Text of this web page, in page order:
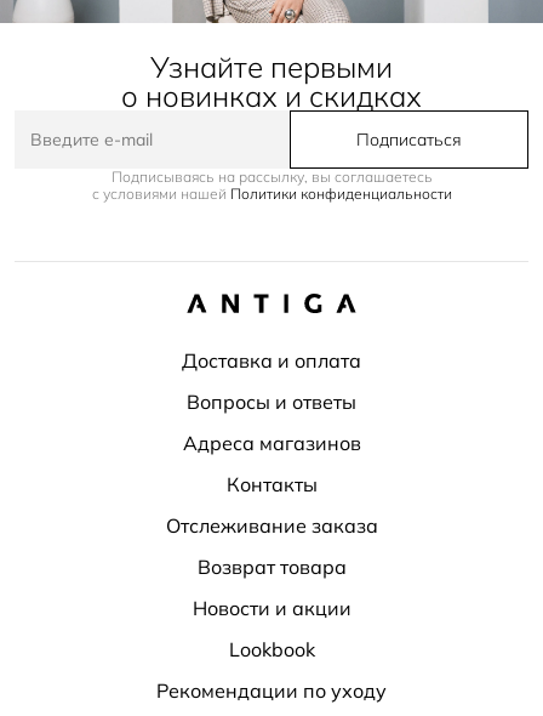
Узнайте первыми
о новинках и скидках
Подписаться
Подписываясь на рассылку, вы соглашаетесь
с условиями нашей Политики конфиденциальности
Доставка и оплата
Вопросы и ответы
Адреса магазинов
Контакты
Отслеживание заказа
Возврат товара
Новости и акции
Lookbook
Рекомендации по уходу